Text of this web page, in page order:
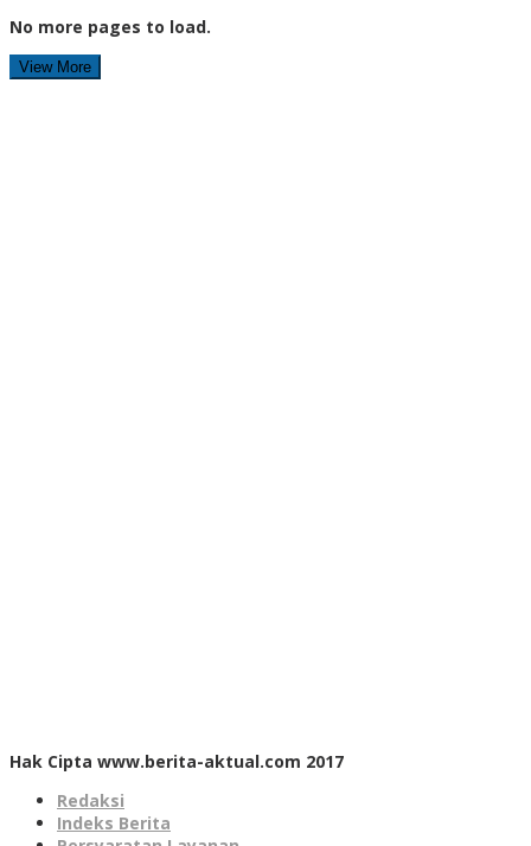
No more pages to load.
View More
Hak Cipta www.berita-aktual.com 2017
Redaksi
Indeks Berita